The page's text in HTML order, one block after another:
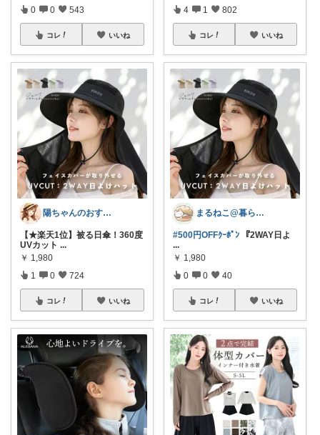
0 0 543
コレ いいね
陽ちゃんのおすすめROOM
【★楽天1位】被る日傘！360度
UVカット ...
￥ 1,980
1 0 724
コレ いいね
4 1 802
コレ いいね
まるねこ@暮らしと子育て🐈️🌸
#500円OFFｸｰﾎﾟﾝ 『2WAY日よ
...
￥ 1,980
0 0 40
コレ いいね